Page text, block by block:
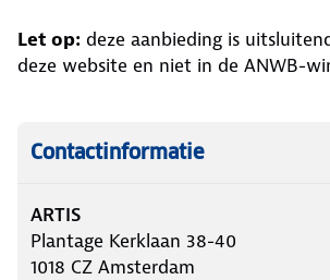
Let op: deze aanbieding is
deze website en niet in de ANWB-
Contactinformatie
ARTIS
Plantage Kerklaan 38-40
1018 CZ Amsterdam